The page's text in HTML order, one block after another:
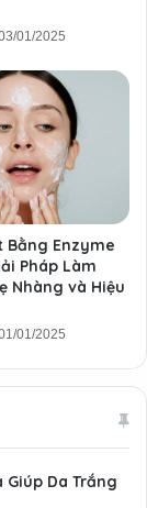
01/2025
Bằng Enzyme
Pháp Làm
Nhàng và Hiệu
01/2025
Giúp Da Trắng